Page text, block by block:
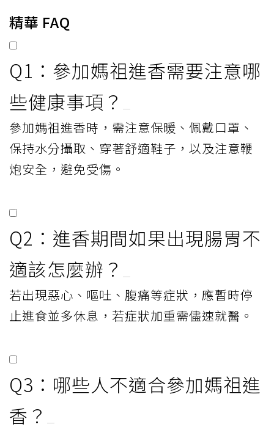
精華 FAQ
Q1：參加媽祖進香需要注意哪
些健康事項？
參加媽祖進香時，需注意保暖、佩戴口罩、
保持水分攝取、穿著舒適鞋子，以及注意鞭
炮安全，避免受傷。
Q2：進香期間如果出現腸胃不
適該怎麼辦？
若出現惡心、嘔吐、腹痛等症狀，應暫時停
止進食並多休息，若症狀加重需儘速就醫。
Q3：哪些人不適合參加媽祖進
香？